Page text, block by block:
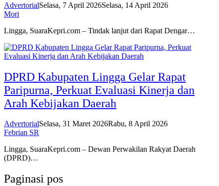
AdvertorialSelasa, 7 April 2026Selasa, 14 April 2026
Mori
Lingga, SuaraKepri.com – Tindak lanjut dari Rapat Dengar…
DPRD Kabupaten Lingga Gelar Rapat
Paripurna, Perkuat Evaluasi Kinerja dan
Arah Kebijakan Daerah
AdvertorialSelasa, 31 Maret 2026Rabu, 8 April 2026
Febrian SR
Lingga, SuaraKepri.com – Dewan Perwakilan Rakyat Daerah
(DPRD)…
Paginasi pos